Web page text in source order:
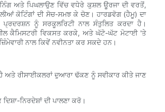
ਅਤੇ ਪਿਘਲਾਉਣ ਵਿੱਚ ਵਧੇਰੇ ਕੁਸ਼ਲ ਊਰਜਾ ਦੀ ਵਰਤੋਂ,
ਕੋਟਿੰਗਾਂ ਦੀ ਸੋਚ-ਸਮਝ ਕੇ ਚੋਣ। ਹਾਰਡਵੋਗ (ਹੈਮੂ) ਦਾ
ਨੂੰ ਸਰਕੂਲਰਿਟੀ ਨਾਲ ਸੰਤੁਲਿਤ ਕਰਦਾ ਹੈ।
ਕੈਮਿਸਟਰੀ ਵਿਕਸਤ ਕਰਕੇ, ਅਤੇ ਘੱਟੋ-ਘੱਟ ਮੋਟਾਈ 'ਤੇ
ਨਾਲ ਕਿਵੇਂ ਨਵੀਨਤਾ ਕਰ ਸਕਦੇ ਹਨ।
ਅਤੇ ਰੀਸਾਈਕਲਰਾਂ ਦੁਆਰਾ ਢੱਕਣ ਨੂੰ ਸਵੀਕਾਰ ਕੀਤੇ ਜਾਣ
ਨਿਰਦੇਸ਼ਾਂ ਦੀ ਪਾਲਣਾ ਕਰੋ।